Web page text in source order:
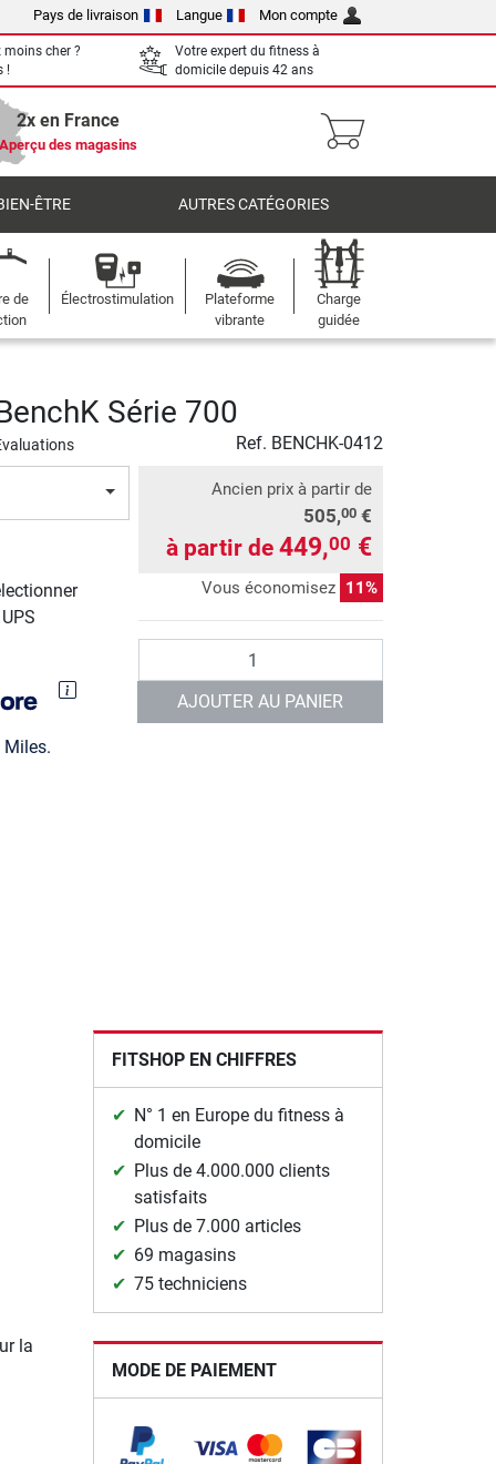
Pays de livraison Langue Mon compte
moins cher ?
!
Votre expert du fitness à
domicile depuis 42 ans
2x en France
Aperçu des magasins
ÊTRE AUTRES CATÉGORIES
de
Électrostimulation
Plateforme
vibrante
Charge
guidée
Série 700
Ref. BENCHK-0412
Miles.
Ancien prix à partir de
505,00 €
à partir de 449,00 €
Vous économisez 11%
AJOUTER AU PANIER
la
FITSHOP EN CHIFFRES
N° 1 en Europe du fitness à
domicile
Plus de 4.000.000 clients
satisfaits
Plus de 7.000 articles
69 magasins
75 techniciens
MODE DE PAIEMENT